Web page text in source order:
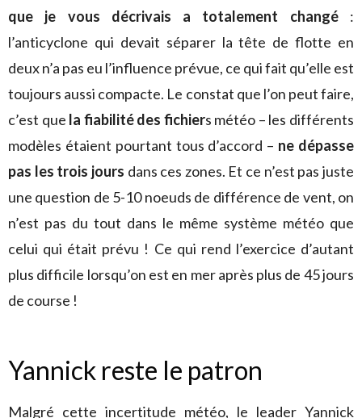
que je vous décrivais a totalement changé:
l’anticyclone qui devait séparer la tête de flotte en
deux n’a pas eu l’influence prévue, ce qui fait qu’elle est
toujours aussi compacte. Le constat que l’on peut faire,
c’est que la fiabilité des fichiers météo – les différents
modèles étaient pourtant tous d’accord – ne dépasse
pas les trois jours dans ces zones. Et ce n’est pas juste
une question de 5-10 noeuds de différence de vent, on
n’est pas du tout dans le même système météo que
celui qui était prévu ! Ce qui rend l’exercice d’autant
plus difficile lorsqu’on est en mer après plus de 45 jours
de course !
Yannick reste le patron
Malgré cette incertitude météo, le leader Yannick